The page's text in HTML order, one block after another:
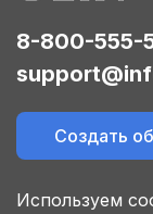
8-800-555-
Создать
Используем